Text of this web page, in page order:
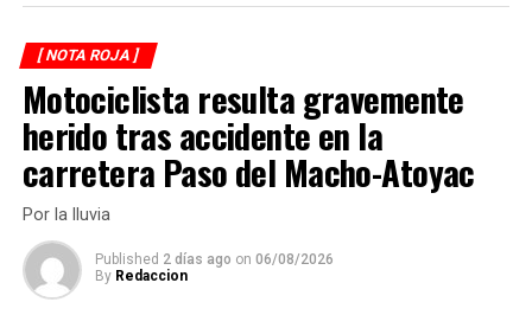
padres, luego de que las autoridades verificaran que se
encontraban en buen estado de salud y les brindaran
recomendaciones para evitar que una situación similar
vuelva a presentarse.
El caso generó una importante movilización de recursos
humanos y unidades de emergencia, lo que pone de
manifiesto el impacto que este tipo de reportes tiene en
[ NOTA ROJA ]
Motociclista resulta gravemente
herido tras accidente en la
carretera Paso del Macho-Atoyac
Por la lluvia
Published 2 días ago on 06/08/2026
By Redaccion